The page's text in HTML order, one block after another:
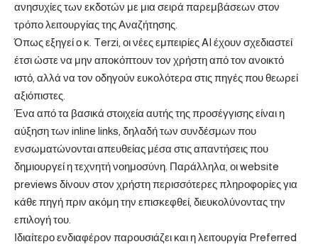
ανησυχίες των εκδοτών με μια σειρά παρεμβάσεων στον
τρόπο λειτουργίας της Αναζήτησης.
Όπως εξηγεί ο κ. Terzi, οι νέες εμπειρίες AI έχουν σχεδιαστεί
έτσι ώστε να μην αποκόπτουν τον χρήστη από τον ανοικτό
ιστό, αλλά να τον οδηγούν ευκολότερα στις πηγές που θεωρεί
αξιόπιστες.
Ένα από τα βασικά στοιχεία αυτής της προσέγγισης είναι η
αύξηση των inline links, δηλαδή των συνδέσμων που
ενσωματώνονται απευθείας μέσα στις απαντήσεις που
δημιουργεί η τεχνητή νοημοσύνη. Παράλληλα, οι website
previews δίνουν στον χρήστη περισσότερες πληροφορίες για
κάθε πηγή πριν ακόμη την επισκεφθεί, διευκολύνοντας την
επιλογή του.
Ιδιαίτερο ενδιαφέρον παρουσιάζει και η λειτουργία Preferred